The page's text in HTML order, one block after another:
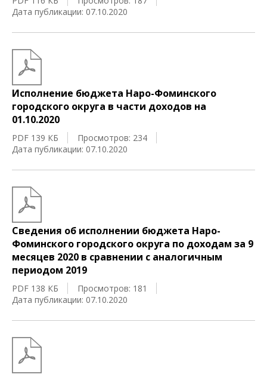
Дата публикации: 07.10.2020
Исполнение бюджета Наро-Фоминского
городского округа в части доходов на
01.10.2020
PDF 139 КБ
Просмотров: 234
Дата публикации: 07.10.2020
Сведения об исполнении бюджета Наро-
Фоминского городского округа по доходам за 9
месяцев 2020 в сравнении с аналогичным
периодом 2019
PDF 138 КБ
Просмотров: 181
Дата публикации: 07.10.2020